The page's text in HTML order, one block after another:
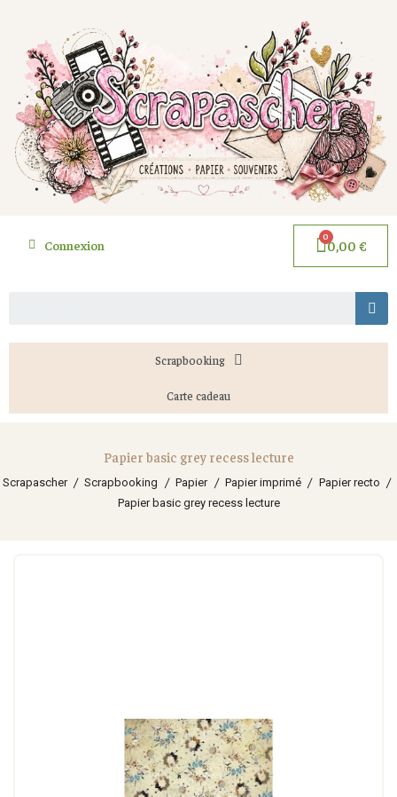
Connexion 0,00 €
Scrapbooking
Carte cadeau
Papier basic grey recess lecture
Scrapascher Scrapbooking Papier Papier imprimé
Papier recto
Papier basic grey recess lecture